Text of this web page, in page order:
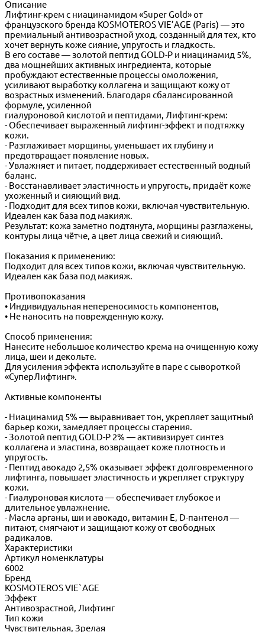
Описание
Лифтинг-крем с ниацинамидом «Super Gold» от
французского бренда KOSMOTEROS VIE’AGE (Paris) — это
премиальный антивозрастной уход, созданный для тех, кто
хочет вернуть коже сияние, упругость и гладкость.
В его составе — золотой пептид GOLD-P и ниацинамид 5%,
два мощнейших активных ингредиента, которые
пробуждают естественные процессы омоложения,
усиливают выработку коллагена и защищают кожу от
возрастных изменений. Благодаря сбалансированной
формуле, усиленной
гиалуроновой кислотой и пептидами, Лифтинг-крем:
- Обеспечивает выраженный лифтинг-эффект и подтяжку
кожи.
- Разглаживает морщины, уменьшает их глубину и
предотвращает появление новых.
- Увлажняет и питает, поддерживает естественный водный
баланс.
- Восстанавливает эластичность и упругость, придаёт коже
ухоженный и сияющий вид.
- Подходит для всех типов кожи, включая чувствительную.
Идеален как база под макияж.
Результат: кожа заметно подтянута, морщины разглажены,
контуры лица чётче, а цвет лица свежий и сияющий.
Показания к применению:
Подходит для всех типов кожи, включая чувствительную.
Идеален как база под макияж.
Противопоказания
• Индивидуальная непереносимость компонентов,
• Не наносить на поврежденную кожу.
Способ применения:
Нанесите небольшое количество крема на очищенную кожу
лица, шеи и декольте.
Для усиления эффекта используйте в паре с сывороткой
«СуперЛифтинг».
Активные компоненты
- Ниацинамид 5% — выравнивает тон, укрепляет защитный
барьер кожи, замедляет процессы старения.
- Золотой пептид GOLD-P 2% — активизирует синтез
коллагена и эластина, возвращает коже плотность и
упругость.
- Пептид авокадо 2,5% оказывает эффект долговременного
лифтинга, повышает эластичность и укрепляет структуру
кожи.
- Гиалуроновая кислота — обеспечивает глубокое и
длительное увлажнение.
- Масла арганы, ши и авокадо, витамин E, D-пантенол —
питают, смягчают и защищают кожу от свободных
радикалов.
Характеристики
Артикул номенклатуры
6002
Бренд
KOSMOTEROS VIE`AGE
Эффект
Антивозрастной, Лифтинг
Тип кожи
Чувствительная, Зрелая